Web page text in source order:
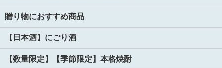
贈り物におすすめ商品
【日本酒】にごり酒
【数量限定】【季節限定】本格焼酎